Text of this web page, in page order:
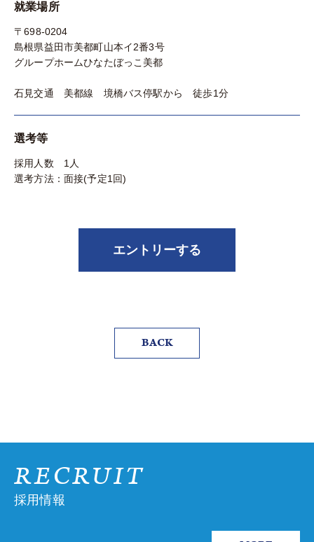
就業場所
〒698-0204
島根県益田市美都町山本イ2番3号
グループホームひなたぼっこ美都
石見交通 美都線 境橋バス停駅から 徒歩1分
選考等
採用人数 1人
選考方法：面接(予定1回)
エントリーする
BACK
RECRUIT
採用情報